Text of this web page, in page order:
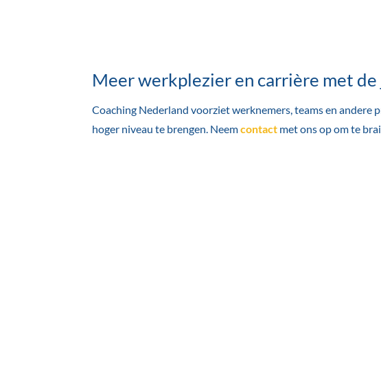
Meer werkplezier en carrière met
Coaching Nederland voorziet werknemers, teams en andere
hoger niveau te brengen. Neemcontact met ons op om te